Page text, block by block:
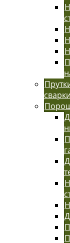
сварки